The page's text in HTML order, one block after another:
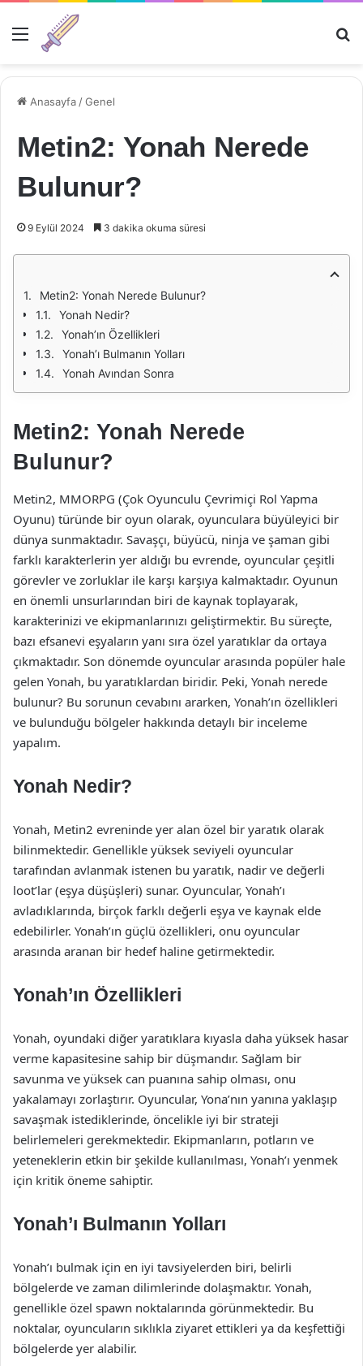
Menü
Anasayfa /Genel
Metin2: Yonah Nerede
Bulunur?
9 Eylül 2024 3 dakika okuma süresi
Metin2: Yonah Nerede Bulunur?
Yonah Nedir?
Yonah’ın Özellikleri
Yonah’ı Bulmanın Yolları
Yonah Avından Sonra
Metin2: Yonah Nerede
Bulunur?
Metin2, MMORPG (Çok Oyunculu Çevrimiçi Rol Yapma
Oyunu) türünde bir oyun olarak, oyunculara büyüleyici bir
dünya sunmaktadır. Savaşçı, büyücü, ninja ve şaman gibi
farklı karakterlerin yer aldığı bu evrende, oyuncular çeşitli
görevler ve zorluklar ile karşı karşıya kalmaktadır. Oyunun
en önemli unsurlarından biri de kaynak toplayarak,
karakterinizi ve ekipmanlarınızı geliştirmektir. Bu süreçte,
bazı efsanevi eşyaların yanı sıra özel yaratıklar da ortaya
çıkmaktadır. Son dönemde oyuncular arasında popüler hale
gelen Yonah, bu yaratıklardan biridir. Peki, Yonah nerede
bulunur? Bu sorunun cevabını ararken, Yonah’ın özellikleri
ve bulunduğu bölgeler hakkında detaylı bir inceleme
yapalım.
Yonah Nedir?
Yonah, Metin2 evreninde yer alan özel bir yaratık olarak
bilinmektedir. Genellikle yüksek seviyeli oyuncular
tarafından avlanmak istenen bu yaratık, nadir ve değerli
loot’lar (eşya düşüşleri) sunar. Oyuncular, Yonah’ı
avladıklarında, birçok farklı değerli eşya ve kaynak elde
edebilirler. Yonah’ın güçlü özellikleri, onu oyuncular
arasında aranan bir hedef haline getirmektedir.
Yonah’ın Özellikleri
Yonah, oyundaki diğer yaratıklara kıyasla daha yüksek hasar
verme kapasitesine sahip bir düşmandır. Sağlam bir
savunma ve yüksek can puanına sahip olması, onu
yakalamayı zorlaştırır. Oyuncular, Yona’nın yanına yaklaşıp
savaşmak istediklerinde, öncelikle iyi bir strateji
belirlemeleri gerekmektedir. Ekipmanların, potların ve
yeteneklerin etkin bir şekilde kullanılması, Yonah’ı yenmek
için kritik öneme sahiptir.
Yonah’ı Bulmanın Yolları
Yonah’ı bulmak için en iyi tavsiyelerden biri, belirli
bölgelerde ve zaman dilimlerinde dolaşmaktır. Yonah,
genellikle özel spawn noktalarında görünmektedir. Bu
noktalar, oyuncuların sıklıkla ziyaret ettikleri ya da keşfettiği
bölgelerde yer alabilir.